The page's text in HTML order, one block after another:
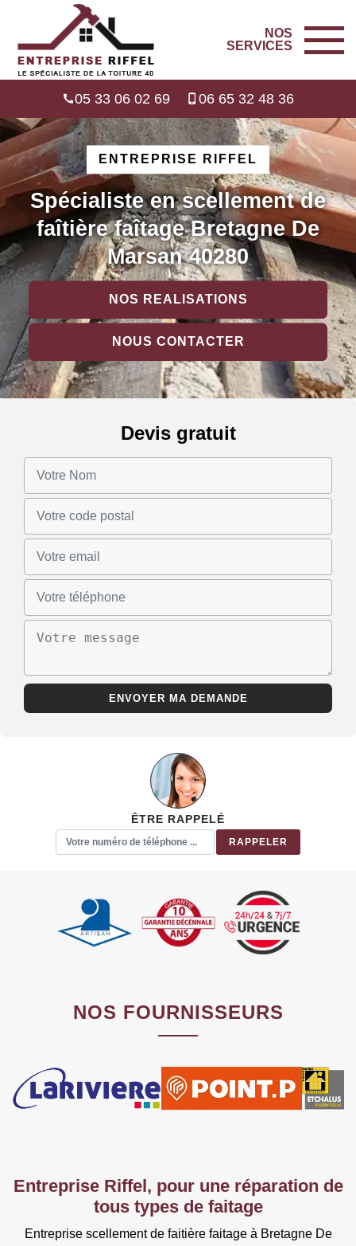
NOS
SERVICES
05 33 06 02 69 06 65 32 48 36
ENTREPRISE RIFFEL
Spécialiste en scellement de
faîtière faîtage Bretagne De
Marsan 40280
NOS REALISATIONS
NOUS CONTACTER
Devis gratuit
ÊTRE RAPPELÉ
NOS FOURNISSEURS
Entreprise Riffel, pour une réparation de
tous types de faitage
Entreprise scellement de faitière faitage à Bretagne De